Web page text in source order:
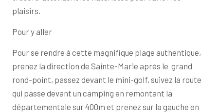
plaisirs.
Pour y aller
Pour se rendre à cette magnifique plage authentique,
prenez la direction de Sainte-Marie après le grand
rond-point, passez devant le mini-golf, suivez la route
qui passe devant un camping en remontant la
départementale sur 400m et prenez sur la gauche en